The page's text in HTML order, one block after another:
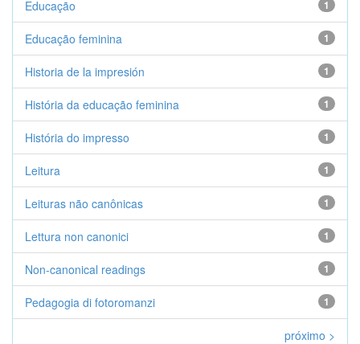
1
Educação
1
Educação feminina
1
Historia de la impresión
1
História da educação feminina
1
História do impresso
1
Leitura
1
Leituras não canônicas
1
Lettura non canonici
1
Non-canonical readings
1
Pedagogia di fotoromanzi
próximo >